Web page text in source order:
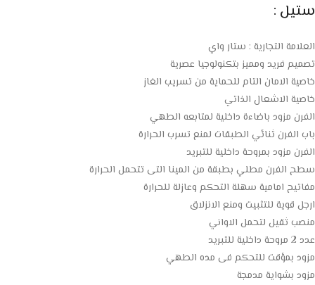
ستيل :
العلامة التجارية : ستار واي
تصميم فريد ومميز بتكنولوجيا عصرية
خاصية الامان التام للحماية من تسريب الغاز
خاصية الاشعال الذاتي
الفرن مزود باضاءة داخلية لمتابعه الطهي
باب الفرن ثنائي الطبقات لمنع تسرب الحرارة
الفرن مزود بمروحة داخلية للتبريد
سطح الفرن مطلي بطبقة من المينا التى تتحمل الحرارة
مفاتيح امامية سهلة التحكم وعازلة للحرارة
ارجل قوية للتثبيت ومنع الانزلاق
منصب ثقيل لتحمل الاواني
عدد 2 مروحة داخلية للتبريد
مزود بمؤقت للتحكم فى مده الطهي
مزود بشواية مدمجة